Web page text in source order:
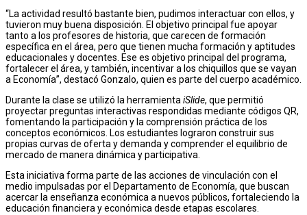
“La actividad resultó bastante bien, pudimos interactuar con ellos, y
tuvieron muy buena disposición. El objetivo principal fue apoyar
tanto a los profesores de historia, que carecen de formación
específica en el área, pero que tienen mucha formación y aptitudes
educacionales y docentes. Ese es objetivo principal del programa,
fortalecer el área, y también, incentivar a los chiquillos que se vayan
a Economía”, destacó Gonzalo, quien es parte del cuerpo académico.
Durante la clase se utilizó la herramienta iSlide, que permitió
proyectar preguntas interactivas respondidas mediante códigos QR,
fomentando la participación y la comprensión práctica de los
conceptos económicos. Los estudiantes lograron construir sus
propias curvas de oferta y demanda y comprender el equilibrio de
mercado de manera dinámica y participativa.
Esta iniciativa forma parte de las acciones de vinculación con el
medio impulsadas por el Departamento de Economía, que buscan
acercar la enseñanza económica a nuevos públicos, fortaleciendo la
educación financiera y económica desde etapas escolares.